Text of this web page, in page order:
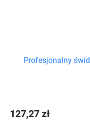
Profesjonalny
127,27 zł